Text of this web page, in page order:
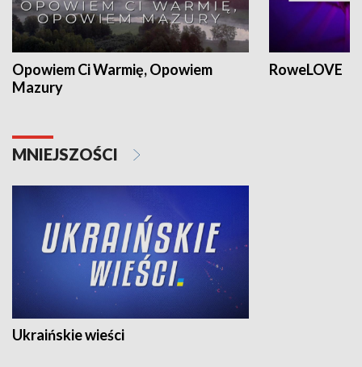
Opowiem Ci Warmię, Opowiem
Mazury
RoweLOVE
MNIEJSZOŚCI
Ukraińskie wieści